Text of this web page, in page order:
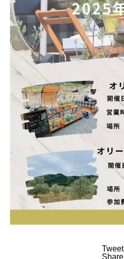
Tweet
Share